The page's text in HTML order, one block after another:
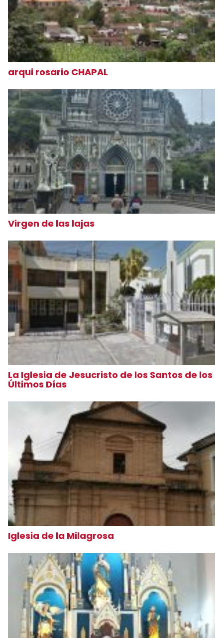
arqui rosario CHAPAL
Virgen de las lajas
La Iglesia de Jesucristo de los Santos de los
Últimos Días
Iglesia de la Milagrosa